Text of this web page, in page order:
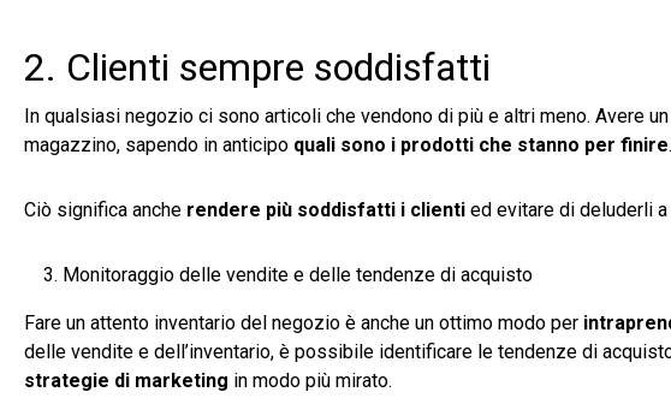
2. Clienti sempre soddisfatti
In qualsiasi negozio ci sono articoli che vendono di più e altri meno. Avere
magazzino, sapendo in anticipo quali sono i prodotti che stanno per finire.
Ciò significa anche rendere più soddisfatti i clienti ed evitare di deluderli
Monitoraggio delle vendite e delle tendenze di acquisto
Fare un attento inventario del negozio è anche un ottimo modo per
delle vendite e dell’inventario, è possibile identificare le tendenze di
strategie di marketing in modo più mirato.